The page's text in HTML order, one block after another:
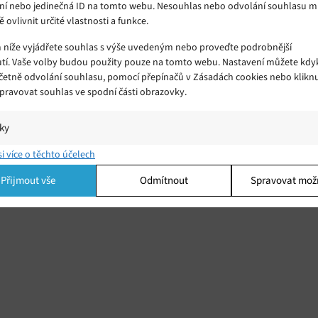
nebo jedinečná ID na tomto webu. Nesouhlas nebo odvolání souhlasu
ovlivnit určité vlastnosti a funkce.
vyjádřete souhlas s výše uvedeným nebo proveďte podrobnější
Vaše volby budou použity pouze na tomto webu. Nastavení můžete
odvolání souhlasu, pomocí přepínačů v Zásadách cookies nebo
souhlas ve spodní části obrazovky.
a/nebo přístup k informacím v zařízení, Porozumění publiku
kombinací údajů z různých zdrojů.
více o těchto účelech
Přijmout vše Odmítnout Spravovat